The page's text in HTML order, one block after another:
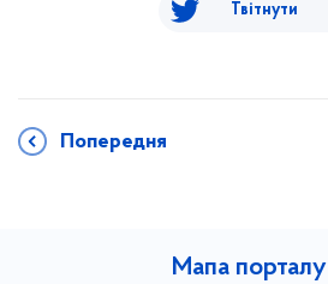
Твітнути
Попередня
Мапа порталу